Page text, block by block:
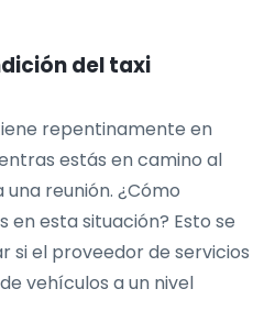
del taxi
repentinamente en
estás en camino al
reunión. ¿Cómo
en esta situación? Esto se
si el proveedor de servicios
vehículos a un nivel